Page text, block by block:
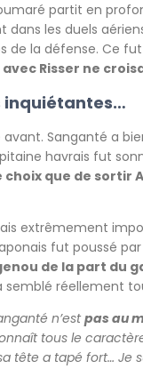
partit en
dans les duels
de la défense. Ce
Risser ne
inquiétantes…
avant. Sanganté a
havrais fut
choix que de sortir
extrêmement
fut poussé
de la part du
semblé réellement
n’estpas au
tous le
tête a tapé fort… Je